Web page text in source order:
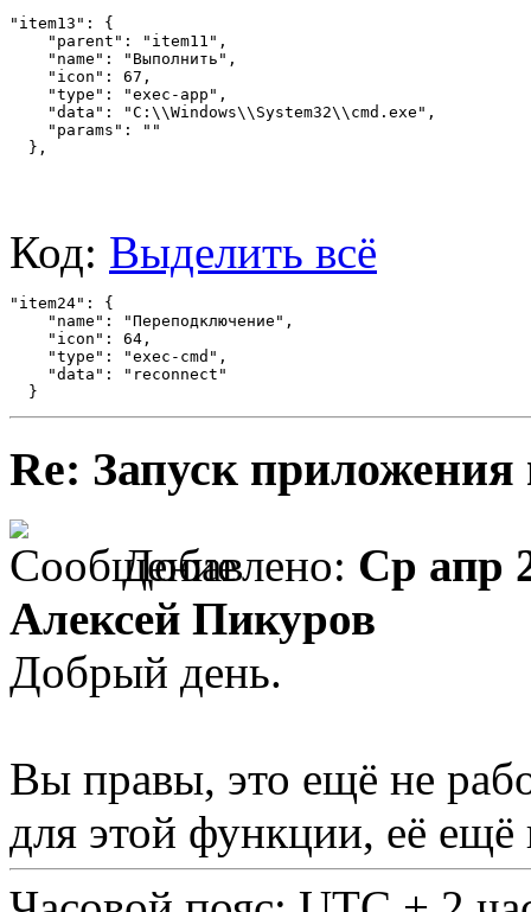
"item13": {
"parent": "item11",
"name": "Выполнить",
"icon": 67,
"type": "exec-app",
"data": "C:\\Windows\\System32\\cmd.exe",
"params": ""
},
Код: Выделить всё
"item24": {
"name": "Переподключение",
"icon": 64,
"type": "exec-cmd",
"data": "reconnect"
}
Re: Запуск приложения
Добавлено: Ср апр
Алексей Пикуров
Добрый день.
Вы правы, это ещё не
для этой функции, её